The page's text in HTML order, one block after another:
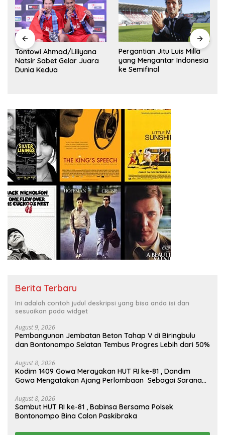
Tontowi Ahmad/Liliyana
Natsir Sabet Gelar Juara
Dunia Kedua
Pergantian Jitu Luis Milla
yang Mengantar Indonesia
ke Semifinal
Berita Terbaru
Ini adalah contoh judul deskripsi yang bisa anda isi dan
sesuaikan pada widget
August 9, 2026
Pembangunan Jembatan Beton Tahap V di Biringbulu
dan Bontonompo Selatan Tembus Progres Lebih dari 50%
August 8, 2026
Kodim 1409 Gowa Merayakan HUT RI ke-81 , Dandim
Gowa Mengatakan Ajang Perlombaan Sebagai Sarana
August 8, 2026
Sambut HUT RI ke-81 , Babinsa Bersama Polsek